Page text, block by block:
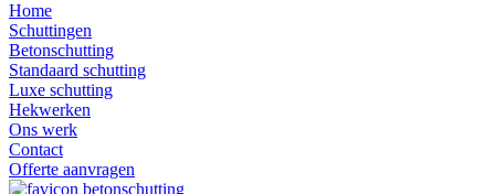
Home
Schuttingen
Betonschutting
Standaard schutting
Luxe schutting
Hekwerken
Ons werk
Contact
Offerte aanvragen